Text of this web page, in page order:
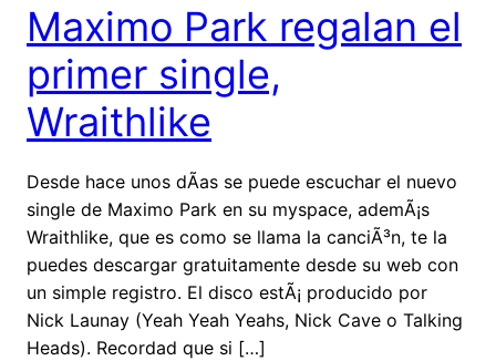
Maximo Park regalan el
primer single,
Wraithlike
Desde hace unos dÃ­as se puede escuchar el nuevo
single de Maximo Park en su myspace, ademÃ¡s
Wraithlike, que es como se llama la canciÃ³n, te la
puedes descargar gratuitamente desde su web con
un simple registro. El disco estÃ¡ producido por
Nick Launay (Yeah Yeah Yeahs, Nick Cave o Talking
Heads). Recordad que si […]